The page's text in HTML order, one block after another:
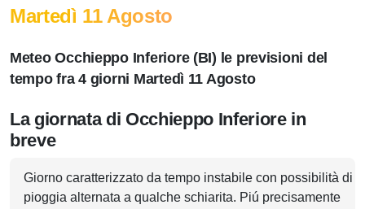
Martedì 11 Agosto
Meteo Occhieppo Inferiore (BI) le previsioni del
tempo fra 4 giorni Martedì 11 Agosto
La giornata di Occhieppo Inferiore in
breve
Giorno caratterizzato da tempo instabile con possibilità di
pioggia alternata a qualche schiarita. Piú precisamente